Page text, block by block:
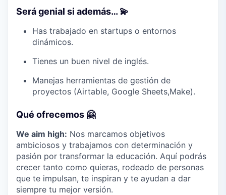
Será genial si además… 💫
Has trabajado en startups o entornos
dinámicos.
Tienes un buen nivel de inglés.
Manejas herramientas de gestión de
proyectos (Airtable, Google Sheets,Make).
Qué ofrecemos 🤗
We aim high: Nos marcamos objetivos
ambiciosos y trabajamos con determinación y
pasión por transformar la educación. Aquí podrás
crecer tanto como quieras, rodeado de personas
que te impulsan, te inspiran y te ayudan a dar
siempre tu mejor versión.